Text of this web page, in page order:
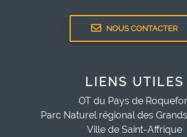
NOUS CONTACTER
LIENS UTILES
OT du Pays de
Parc Naturel régional des
Ville de Saint-Affrique